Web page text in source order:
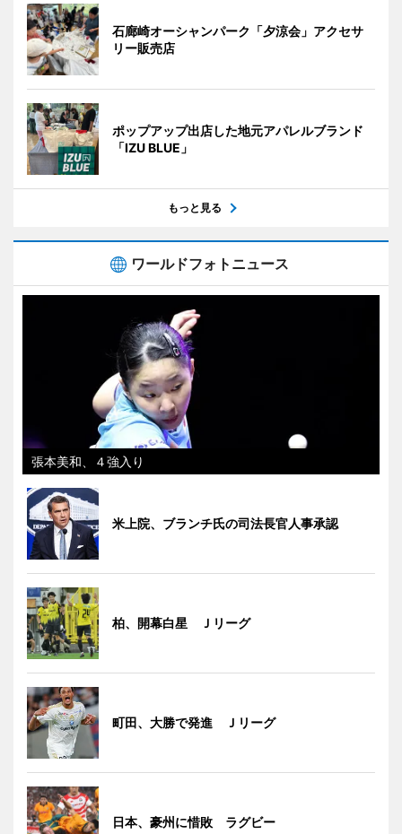
石廊崎オーシャンパーク「夕涼会」アクセサ
リー販売店
ポップアップ出店した地元アパレルブランド
「IZU BLUE」
もっと見る
ワールドフォトニュース
張本美和、４強入り
米上院、ブランチ氏の司法長官人事承認
柏、開幕白星 Ｊリーグ
町田、大勝で発進 Ｊリーグ
日本、豪州に惜敗 ラグビー